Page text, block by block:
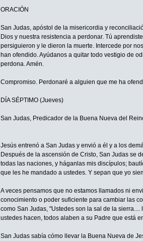
ORACIÓN
San Judas, apóstol de la misericordia y
Dios y nuestra resistencia a perdonar. Tú
persiguieron y le dieron la muerte. Intercede por
han ofendido. Ayúdanos a quitar todo vestigio de
perdona. Amén.
Compromiso. Perdonaré a alguien que me ha
DÍA SÉPTIMO (Jueves)
San Judas, Predicador de la Buena Nueva del
Jesús entrenó a San Judas y envió a él y a los
Después de la ascensión de Cristo, San Judas se
todas las naciones, y háganlas mis discípulos;
que les he mandado a ustedes. Y sepan que yo
A veces pensamos que no estamos llamados ni
conocimiento o poder suficiente para cambiar las
como San Judas, "Ustedes son la sal de la
ustedes hacen, todos alaben a su Padre que está
San Judas sabía cómo llevar la Buena Nueva de